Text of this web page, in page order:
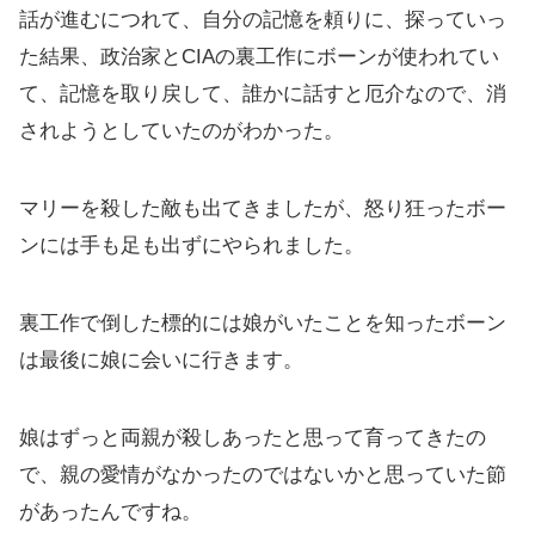
話が進むにつれて、自分の記憶を頼りに、探っていっ
た結果、政治家とCIAの裏工作にボーンが使われてい
て、記憶を取り戻して、誰かに話すと厄介なので、消
されようとしていたのがわかった。
マリーを殺した敵も出てきましたが、怒り狂ったボー
ンには手も足も出ずにやられました。
裏工作で倒した標的には娘がいたことを知ったボーン
は最後に娘に会いに行きます。
娘はずっと両親が殺しあったと思って育ってきたの
で、親の愛情がなかったのではないかと思っていた節
があったんですね。